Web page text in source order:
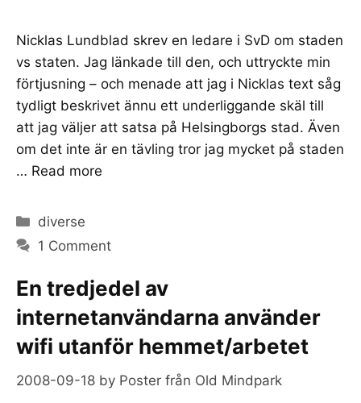
Nicklas Lundblad skrev en ledare i SvD om staden
vs staten. Jag länkade till den, och uttryckte min
förtjusning – och menade att jag i Nicklas text såg
tydligt beskrivet ännu ett underliggande skäl till
att jag väljer att satsa på Helsingborgs stad. Även
om det inte är en tävling tror jag mycket på staden
… Read more
Categories
diverse
1 Comment
En tredjedel av
internetanvändarna använder
wifi utanför hemmet/arbetet
2008-09-18 by Poster från Old Mindpark